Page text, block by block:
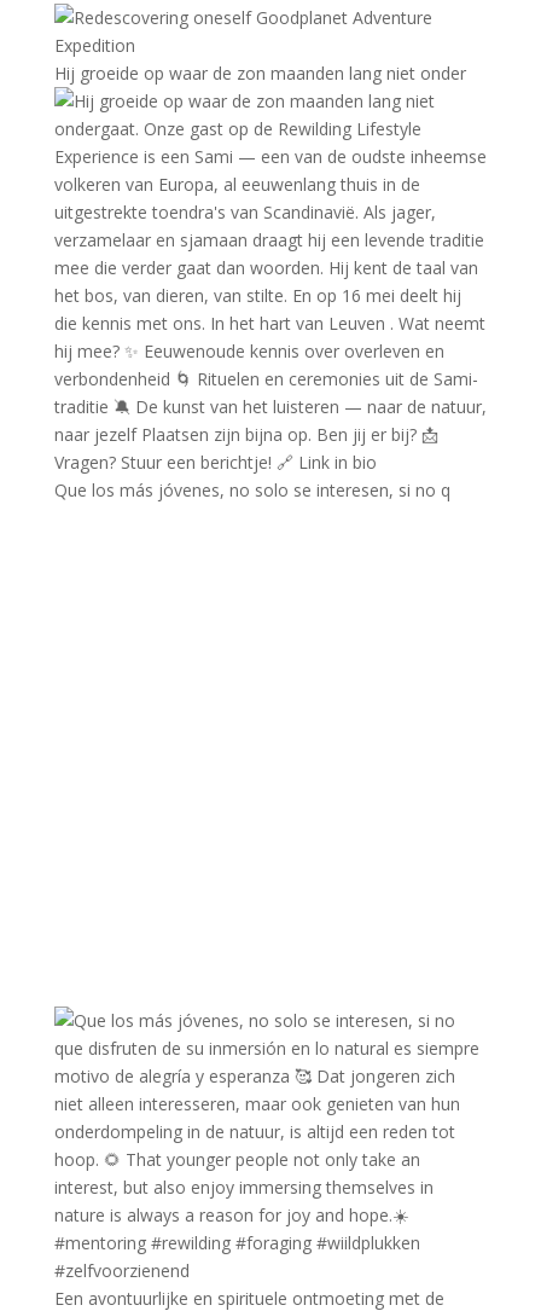
Hij groeide op waar de zon maanden lang niet onder
Que los más jóvenes, no solo se interesen, si no q
Een avontuurlijke en spirituele ontmoeting met de